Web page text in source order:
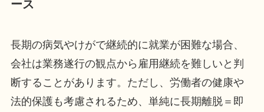
ース
長期の病気やけがで継続的に就業が困難な場合、
会社は業務遂行の観点から雇用継続を難しいと判
断することがあります。ただし、労働者の健康や
法的保護も考慮されるため、単純に長期離脱＝即